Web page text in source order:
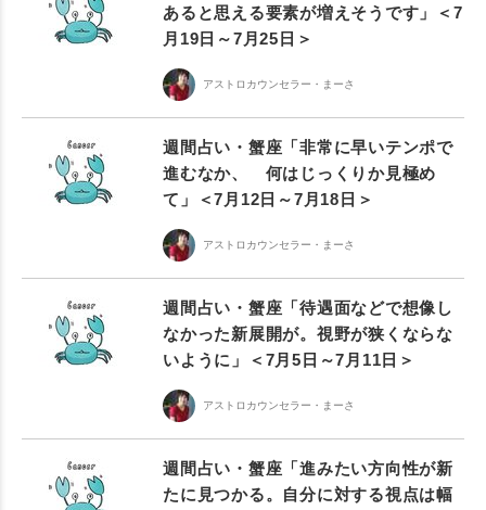
あると思える要素が増えそうです」＜7
月19日～7月25日＞
アストロカウンセラー・まーさ
週間占い・蟹座「非常に早いテンポで
進むなか、 何はじっくりか見極め
て」＜7月12日～7月18日＞
アストロカウンセラー・まーさ
週間占い・蟹座「待遇面などで想像し
なかった新展開が。視野が狭くならな
いように」＜7月5日～7月11日＞
アストロカウンセラー・まーさ
週間占い・蟹座「進みたい方向性が新
たに見つかる。自分に対する視点は幅